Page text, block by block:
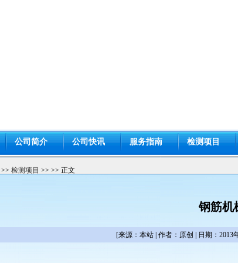
公司简介 公司快讯 服务指南 检测项目
>> 检测项目 >> >> 正文
钢筋机
[来源：本站 | 作者：原创 | 日期：2013